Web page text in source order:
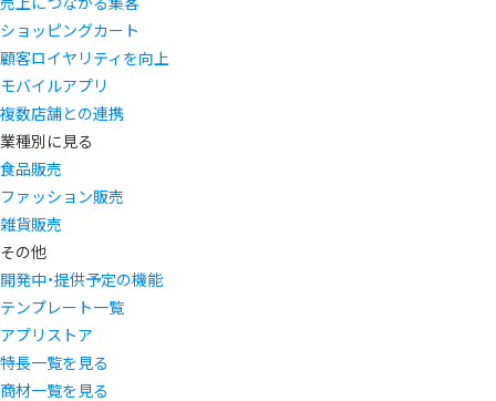
ショッピングカート
顧客ロイヤリティを向上
モバイルアプリ
複数店舗との連携
業種別に見る
食品販売
ファッション販売
雑貨販売
その他
開発中・提供予定の機能
テンプレート一覧
アプリストア
特長一覧を見る
商材一覧を見る